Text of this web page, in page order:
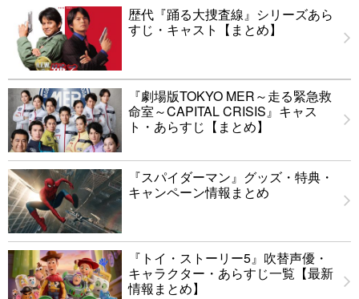
歴代『踊る大捜査線』シリーズあら
すじ・キャスト【まとめ】
『劇場版TOKYO MER～走る緊急救
命室～CAPITAL CRISIS』キャス
ト・あらすじ【まとめ】
『スパイダーマン』グッズ・特典・
キャンペーン情報まとめ
『トイ・ストーリー5』吹替声優・
キャラクター・あらすじ一覧【最新
情報まとめ】